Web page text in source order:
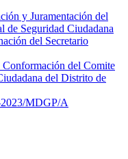
y Juramentación del
de Seguridad Ciudadana
del Secretario
Conformación del Comite
del Distrito de
MDGP/A